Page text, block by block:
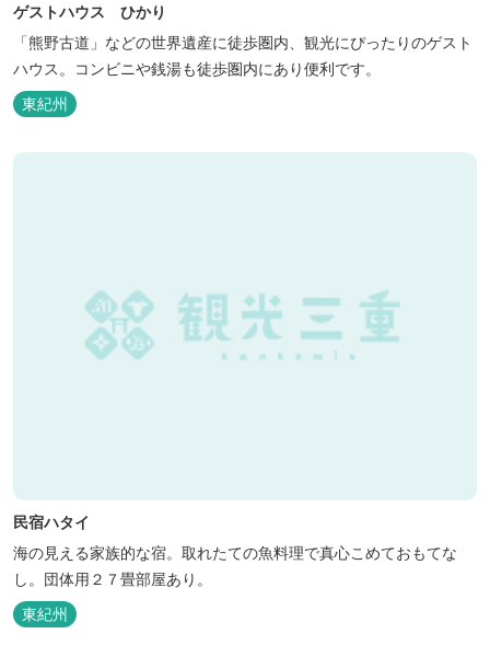
ゲストハウス ひかり
「熊野古道」などの世界遺産に徒歩圏内、観光にぴったりのゲスト
ハウス。コンビニや銭湯も徒歩圏内にあり便利です。
東紀州
民宿ハタイ
海の見える家族的な宿。取れたての魚料理で真心こめておもてな
し。団体用２７畳部屋あり。
東紀州